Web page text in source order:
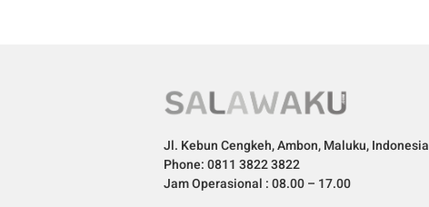
Jl. Kebun Cengkeh, Ambon, Maluku, Indonesia
Phone: 0811 3822 3822
Jam Operasional : 08.00 – 17.00